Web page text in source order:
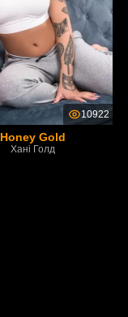
10922
Honey Gold
Хані Голд